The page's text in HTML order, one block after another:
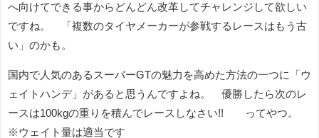
へ向けてできる事からどんどん改革してチャレンジして欲しい
ですね。 「複数のタイヤメーカーが参戦するレースはもう古
い」のかも。
国内で人気のあるスーパーGTの魅力を高めた方法の一つに「ウ
ェイトハンデ」があると思うんですよね。 優勝したら次のレ
ースは100kgの重りを積んでレースしなさい!! ってやつ。
※ウェイト量は適当です